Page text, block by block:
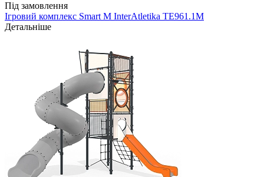
Під замовлення
Ігровий комплекс Smart M InterAtletika TE961.1M
Детальніше